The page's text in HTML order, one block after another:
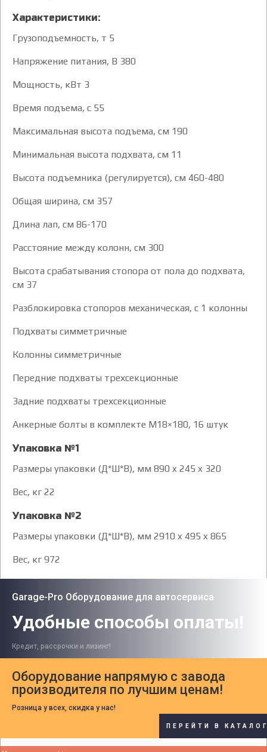
Характеристики:
Грузоподъемность, т 5
Напряжение питания, В 380
Мощность, кВт 3
Время подъема, с 55
Максимальная высота подъема, см 190
Минимальная высота подхвата, см 11
Высота подъемника (регулируется), см 460-480
Общая ширина, см 357
Длина лап, см 86-170
Расстояние между колонн, см 300
Высота срабатывания стопора от пола до подхвата,
см 37
Разблокировка стопоров механическая, с 1 колонны
Подхваты симметричные
Колонны симметричные
Передние подхваты трехсекционные
Задние подхваты трехсекционные
Анкерные болты в комплекте M18×180, 16 штук
Упаковка №1
Размеры упаковки (Д*Ш*В), мм 890 x 245 x 320
Вес, кг 22
Упаковка №2
Размеры упаковки (Д*Ш*В), мм 2910 x 495 x 865
Вес, кг 972
Garage-Pro Оборудование для автосервиса
Удобные способы оплаты!
Кредит, рассрочки и лизинг!
Оборудование напрямую с завода
производителя по лучшим ценам!
Розница у всех, скидка у нас!
ПЕРЕЙТИ В